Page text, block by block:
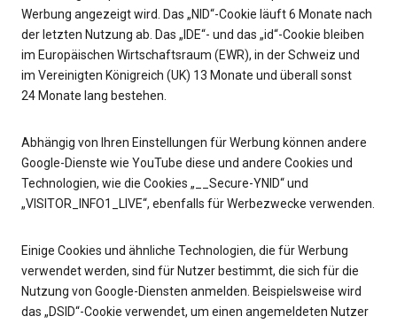
Werbung angezeigt wird. Das „NID“-Cookie läuft 6 Monate nach
der letzten Nutzung ab. Das „IDE“- und das „id“-Cookie bleiben
im Europäischen Wirtschaftsraum (EWR), in der Schweiz und
im Vereinigten Königreich (UK) 13 Monate und überall sonst
24 Monate lang bestehen.
Abhängig von Ihren Einstellungen für Werbung können andere
Google-Dienste wie YouTube diese und andere Cookies und
Technologien, wie die Cookies „__Secure-YNID“ und
„VISITOR_INFO1_LIVE“, ebenfalls für Werbezwecke verwenden.
Einige Cookies und ähnliche Technologien, die für Werbung
verwendet werden, sind für Nutzer bestimmt, die sich für die
Nutzung von Google-Diensten anmelden. Beispielsweise wird
das „DSID“-Cookie verwendet, um einen angemeldeten Nutzer